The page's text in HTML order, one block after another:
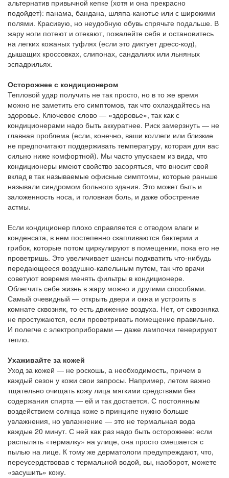
альтернатив привычной кепке (хотя и она прекрасно
подойдет): панама, бандана, шляпа-канотье или с широкими
полями. Красивую, но неудобную обувь спрячьте подальше. В
жару ноги потеют и отекают, пожалейте себя и остановитесь
на легких кожаных туфлях (если это диктует дресс-код),
дышащих кроссовках, слипонах, сандалиях или льняных
эспадрильях.
Осторожнее с кондиционером
Тепловой удар получить не так просто, но в то же время
можно не заметить его симптомов, так что охлаждайтесь на
здоровье. Ключевое слово — «здоровье», так как с
кондиционерами надо быть аккуратнее. Риск замерзнуть — не
главная проблема (если, конечно, ваши коллеги или близкие
не предпочитают поддерживать температуру, которая для вас
сильно ниже комфортной). Мы часто упускаем из вида, что
кондиционеры имеют свойство засоряться, что вносит свой
вклад в так называемые офисные симптомы, которые раньше
называли синдромом больного здания. Это может быть и
заложенность носа, и головная боль, и даже обострение
астмы.
Если кондиционер плохо справляется с отводом влаги и
конденсата, в нем постепенно скапливаются бактерии и
грибок, которые потом циркулируют в помещении, пока его не
проветришь. Это увеличивает шансы подхватить что-нибудь
передающееся воздушно-капельным путем, так что врачи
советуют вовремя менять фильтры в кондиционере.
Облегчить себе жизнь в жару можно и другими способами.
Самый очевидный — открыть двери и окна и устроить в
комнате сквозняк, то есть движение воздуха. Нет, от сквозняка
не простужаются, если проветривать помещение правильно.
И полегче с электроприборами — даже лампочки генерируют
тепло.
Ухаживайте за кожей
Уход за кожей — не роскошь, а необходимость, причем в
каждый сезон у кожи свои запросы. Например, летом важно
тщательно очищать кожу лица мягкими средствами без
содержания спирта — ей и так достается. С постоянным
воздействием солнца коже в принципе нужно больше
увлажнения, но увлажнение — это не термальная вода
каждые 20 минут. С ней как раз надо быть осторожнее: если
распылять «термалку» на улице, она просто смешается с
пылью на лице. К тому же дерматологи предупреждают, что,
переусердствовав с термальной водой, вы, наоборот, можете
«засушить» кожу.